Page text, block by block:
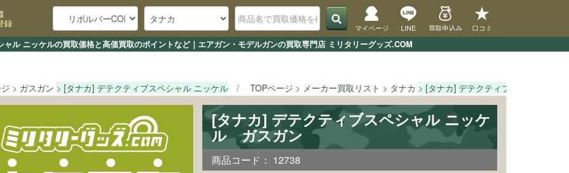
ル ニッケルの買取価格と高価買取のポイントなど｜エアガン・モデルガンの買取専門店 ミリタリーグッズ.COM
録 マイページ LINE 買取申込み 口コミ
ガスガン [タナカ] デテクティブスペシャル ニッケル TOPページ メーカー買取リスト タナカ [タナカ] デテクティブスペシャル ニ
[タナカ] デテクティブスペシャル ニッケ
ル ガスガン
商品コード： 12738